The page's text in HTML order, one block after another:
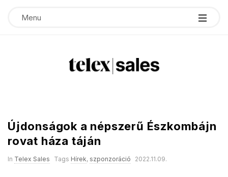
Menu
l
e
Újdonságok a népszerű Észkombájn
rovat háza táján
In Telex Sales Tags Hírek, szponzoráció 2022.11.09.